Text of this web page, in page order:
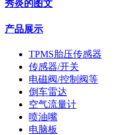
秀炎的图文
产品展示
TPMS胎压传感器
传感器/开关
电磁阀/控制阀等
倒车雷达
空气流量计
喷油嘴
电脑板